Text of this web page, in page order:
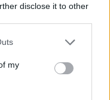
disclose it to other
my
chtěl vidět!
to z praxe, když
v kanalizacích